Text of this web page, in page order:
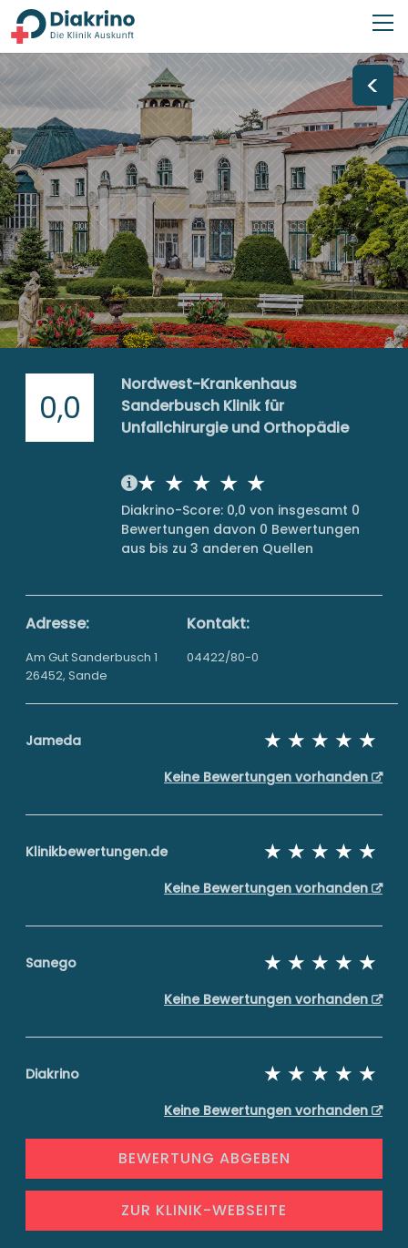
<
0,0
Nordwest-Krankenhaus
Sanderbusch Klinik für
Unfallchirurgie und Orthopädie
Diakrino-Score: 0,0 von insgesamt 0
Bewertungen davon 0 Bewertungen
aus bis zu 3 anderen Quellen
Adresse:
Am Gut Sanderbusch 1
26452, Sande
Kontakt:
04422/80-0
Jameda
Keine Bewertungen vorhanden
Klinikbewertungen.de
Keine Bewertungen vorhanden
Sanego
Keine Bewertungen vorhanden
Diakrino
Keine Bewertungen vorhanden
BEWERTUNG ABGEBEN
ZUR KLINIK-WEBSEITE